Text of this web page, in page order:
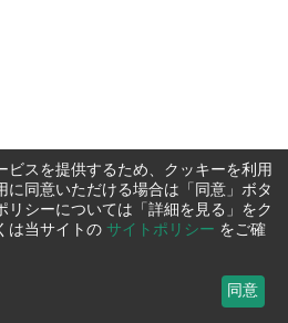
ビスを提供するため、クッキーを利用
に同意いただける場合は「同意」ボタ
リシーについては「詳細を見る」をク
は当サイトの サイトポリシー をご確
同意